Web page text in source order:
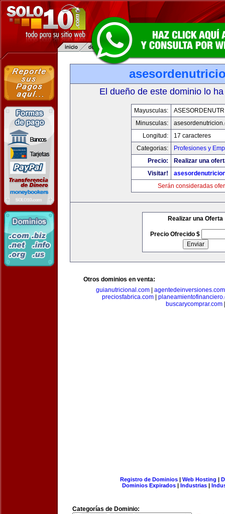
El dueño de este dominio lo
Mayusculas:
Minusculas:
Longitud:
17 caracteres
Categorias:
Profesiones y
Precio:
Realizar una
Visitar!
Serán consideradas
Realizar una Oferta
Precio Ofrecido $
Otros dominios en venta:
guianutricional.com
agentedeinversiones.com
preciosfabrica.com|
buscarycomprar.com|
Registro de Dominios| Web Hosting |
Dominios Expirados | Industrias |
Categorías de Dominio: